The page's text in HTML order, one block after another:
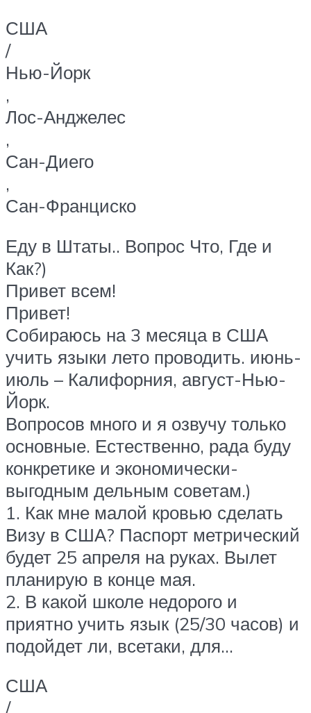
США
/
Нью-Йорк
,
Лос-Анджелес
,
Сан-Диего
,
Сан-Франциско
Еду в Штаты.. Вопрос Что, Где и
Как?)
Привет всем!
Привет!
Собираюсь на 3 месяца в США
учить языки лето проводить. июнь-
июль – Калифорния, август-Нью-
Йорк.
Вопросов много и я озвучу только
основные. Естественно, рада буду
конкретике и экономически-
выгодным дельным советам.)
1. Как мне малой кровью сделать
Визу в США? Паспорт метрический
будет 25 апреля на руках. Вылет
планирую в конце мая.
2. В какой школе недорого и
приятно учить язык (25/30 часов) и
подойдет ли, всетаки, для…
США
/